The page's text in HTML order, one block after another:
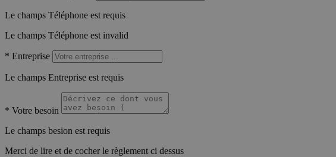
Le champs Téléphone est requis
Le champs Téléphone est invalid
* Entreprise
Le champs Entreprise est requis
* Votre besoin
Le champs besion est requis
Merci de lire et de cocher le règlement ci dessus